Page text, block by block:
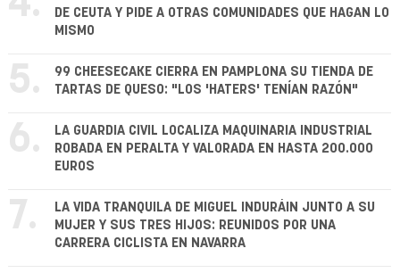
DE CEUTA Y PIDE A OTRAS COMUNIDADES QUE HAGAN LO
MISMO
5.
99 CHEESECAKE CIERRA EN PAMPLONA SU TIENDA DE
TARTAS DE QUESO: "LOS 'HATERS' TENÍAN RAZÓN"
6.
LA GUARDIA CIVIL LOCALIZA MAQUINARIA INDUSTRIAL
ROBADA EN PERALTA Y VALORADA EN HASTA 200.000
EUROS
7.
LA VIDA TRANQUILA DE MIGUEL INDURÁIN JUNTO A SU
MUJER Y SUS TRES HIJOS: REUNIDOS POR UNA
CARRERA CICLISTA EN NAVARRA